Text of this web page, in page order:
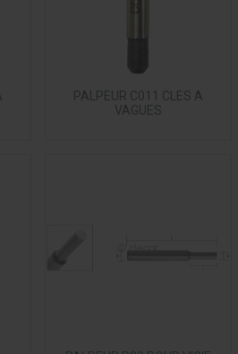
PALPEUR C011 CLES A
VAGUES